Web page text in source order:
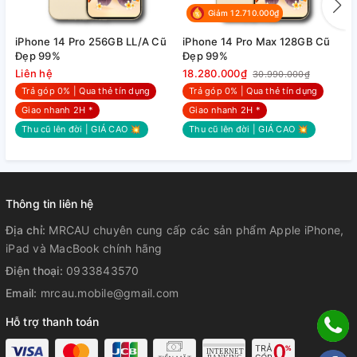
điểm ảnh, cho màu sắc chân thực với độ sáng cao.
7. Công nghệ màn hình luôn sáng -
Always on display
Max sẽ duy trì độ sáng ở những vùng được quy định để hiển
gọi,... mà người dùng không phải liên tục mở màn hình điện
thoại để kiểm tra.
9. Khung nhôm và mặt kính
Ceramic Shield sang trọng
iPhone 14 Pro Max vẫn được trang bị khung nhôm và mặt
iPhone 14 Pro 256GB LL/A Cũ
Đẹp 99%
Liên hệ
Trả góp 0% | Qua thẻ tín dụng
Giao nhanh 2H *
Thu cũ lên đời | GIÁ CAO 💥
Giảm 12.710.000₫
iPhone 14 Pro Max 128GB Cũ
Đẹp 99%
18.280.000₫ 30.990.000₫
Trả góp 0% | Qua thẻ tín dụng
Giao nhanh 2H *
Thu cũ lên đời | GIÁ CAO 💥
Thông tin liên hệ
Địa chỉ: MRCAU chuyên cung cấp các sản phẩm Apple iPhone,
iPad và MacBook chính hãng
Điện thoại: 0933843570
Email: mrcau.mobile@gmail.com
Hỗ trợ thanh toán